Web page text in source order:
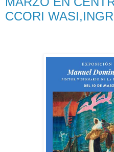
CCORI